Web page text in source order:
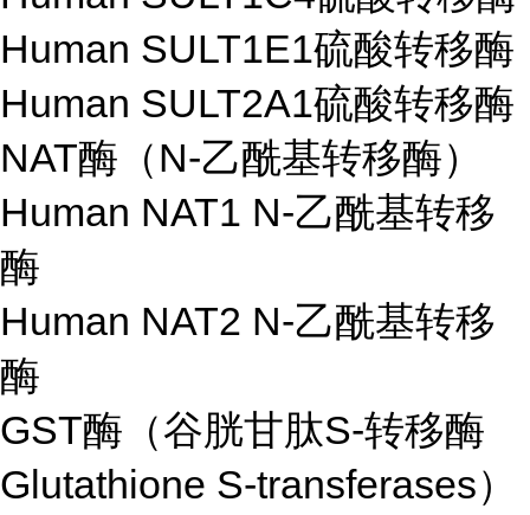
Human SULT1E1硫酸转移酶
Human SULT2A1硫酸转移酶
NAT酶（N-乙酰基转移酶）
Human NAT1 N-乙酰基转移
酶
Human NAT2 N-乙酰基转移
酶
GST酶（谷胱甘肽S-转移酶
Glutathione S-transferases）